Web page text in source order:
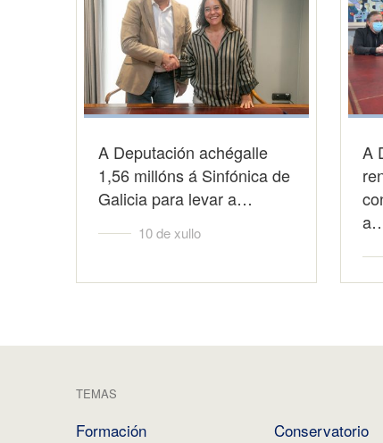
A Deputación achégalle
1,56 millóns á Sinfónica de
Galicia para levar a…
10 de xullo
A
TEMAS
Formación
Conservatorio